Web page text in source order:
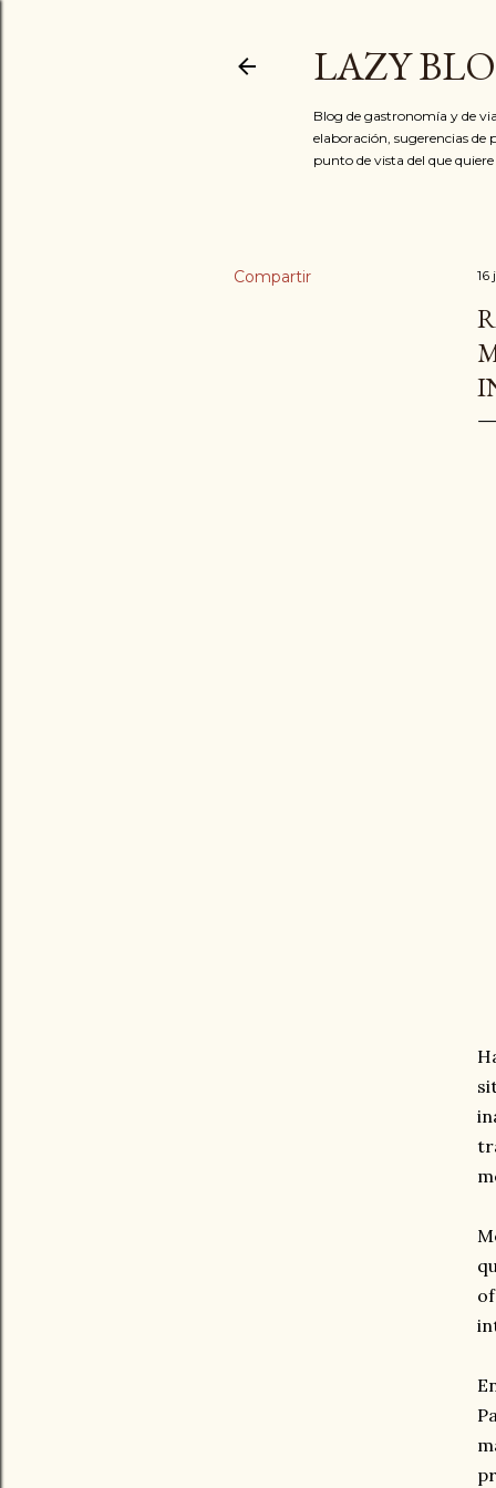
LAZY
Blog de gastronomía y de
elaboración, sugerencias de
punto de vista del que
Compartir 16